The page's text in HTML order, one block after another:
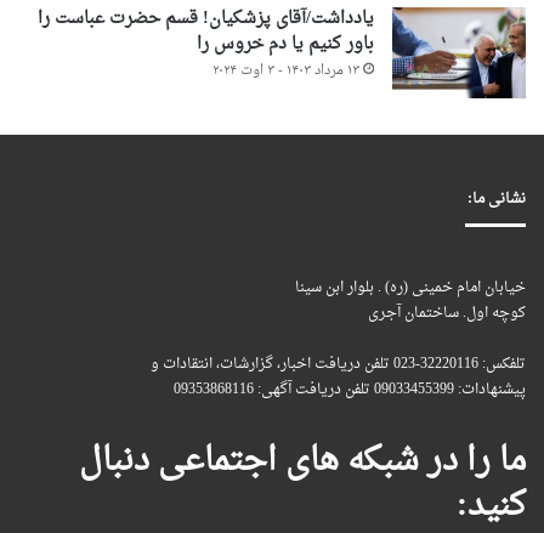
یادداشت/آقای پزشکیان! قسم حضرت عباست را
باور کنیم یا دم خروس را
۱۳ مرداد ۱۴۰۳ - ۳ اوت ۲۰۲۴
نشانی ما:
خیابان امام خمینی (ره) . بلوار ابن سینا
کوچه اول. ساختمان آجری
تلفکس: 32220116-023 تلفن دریافت اخبار، گزارشات، انتقادات و
پیشنهادات: 09033455399 تلفن دریافت آگهی: 09353868116
ما را در شبکه های اجتماعی دنبال
کنید: